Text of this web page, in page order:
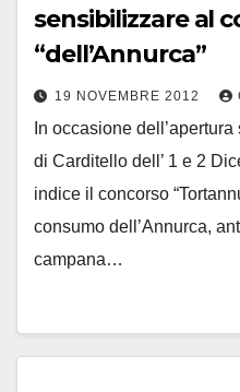
sensibilizzare al
“dell’Annurca”
19 NOVEMBRE 2012
In occasione
di Carditello dell’ 1 e 2
indice il concorso
consumo dell’Annurca,
campana…